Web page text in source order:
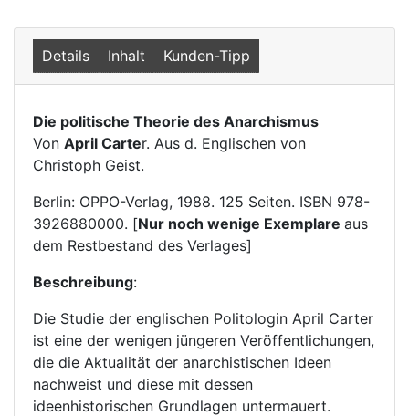
Details Inhalt Kunden-Tipp
Die politische Theorie des Anarchismus
Von April Carter. Aus d. Englischen von
Christoph Geist.
Berlin: OPPO-Verlag, 1988. 125 Seiten. ISBN 978-
3926880000. [Nur noch wenige Exemplare aus
dem Restbestand des Verlages]
Beschreibung:
Die Studie der englischen Politologin April Carter
ist eine der wenigen jüngeren Veröffentlichungen,
die die Aktualität der anarchistischen Ideen
nachweist und diese mit dessen
ideenhistorischen Grundlagen untermauert.